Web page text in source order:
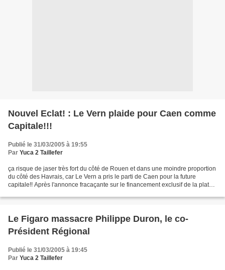
Nouvel Eclat! : Le Vern plaide pour Caen comme
Capitale!!!
Publié le 31/03/2005 à 19:55
Par Yuca 2 Taillefer
ça risque de jaser très fort du côté de Rouen et dans une moindre proportion
du côté des Havrais, car Le Vern a pris le parti de Caen pour la future
capitale!! Après l'annonce fracaçante sur le financement exclusif de la plate-
Le Figaro massacre Philippe Duron, le co-
Président Régional
Publié le 31/03/2005 à 19:45
Par Yuca 2 Taillefer